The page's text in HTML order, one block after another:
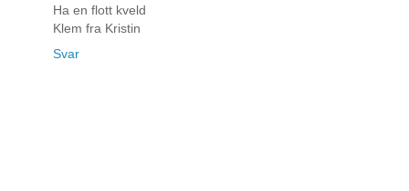
Ha en flott kveld
Klem fra Kristin
Svar